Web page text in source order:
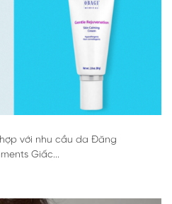
với nhu cầu da Đăng
Giấc...